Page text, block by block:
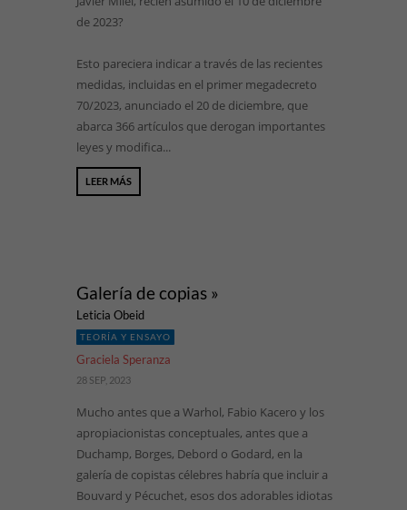
de 2023?
Esto pareciera indicar a través de las recientes
medidas, incluidas en el primer megadecreto
70/2023, anunciado el 20 de diciembre, que
abarca 366 artículos que derogan importantes
leyes y modifica...
LEER MÁS
Galería de copias »
Leticia Obeid
TEORÍA Y ENSAYO
Graciela Speranza
28 SEP, 2023
Mucho antes que a Warhol, Fabio Kacero y los
apropiacionistas conceptuales, antes que a
Duchamp, Borges, Debord o Godard, en la
galería de copistas célebres habría que incluir a
Bouvard y Pécuchet, esos dos adorables idiotas